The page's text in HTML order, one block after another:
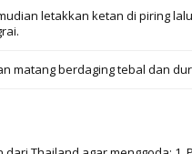
letakkan ketan di piring
matang berdaging tebal dan